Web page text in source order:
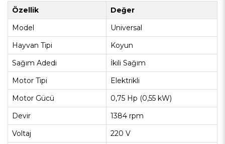
Özellik
Değer
Model
Universal
Hayvan Tipi
Koyun
Sağım Adedi
İkili Sağım
Motor Tipi
Elektrikli
Motor Gücü
0,75 Hp (0,55 kW)
Devir
1384 rpm
Voltaj
220 V